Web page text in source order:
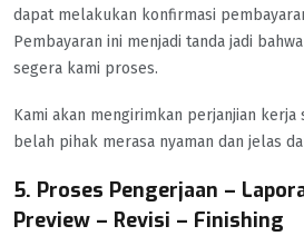
dapat melakukan konfirmasi
Pembayaran ini menjadi tanda jadi
segera kami proses.
Kami akan mengirimkan perjanjian kerja
belah pihak merasa nyaman dan jelas
5. Proses Pengerjaan –
Preview – Revisi – Finishing